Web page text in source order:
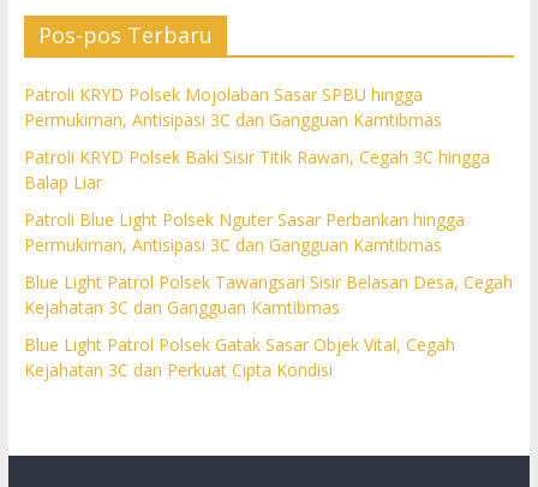
Pos-pos Terbaru
Patroli KRYD Polsek Mojolaban Sasar SPBU hingga
Permukiman, Antisipasi 3C dan Gangguan Kamtibmas
Patroli KRYD Polsek Baki Sisir Titik Rawan, Cegah 3C hingga
Balap Liar
Patroli Blue Light Polsek Nguter Sasar Perbankan hingga
Permukiman, Antisipasi 3C dan Gangguan Kamtibmas
Blue Light Patrol Polsek Tawangsari Sisir Belasan Desa, Cegah
Kejahatan 3C dan Gangguan Kamtibmas
Blue Light Patrol Polsek Gatak Sasar Objek Vital, Cegah
Kejahatan 3C dan Perkuat Cipta Kondisi